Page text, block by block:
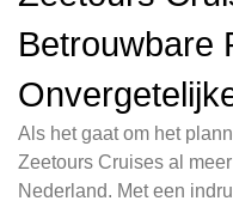
Betrouwbare
Als het gaat om het
Zeetours Cruises al
Nederland. Met een